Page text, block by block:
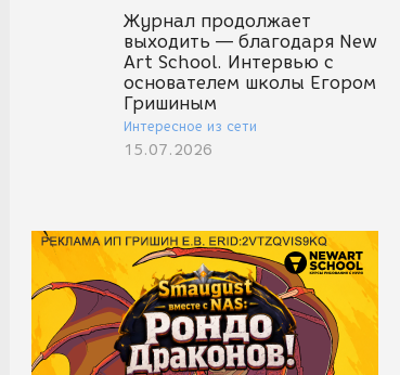
Журнал продолжает
выходить — благодаря New
Art School. Интервью с
основателем школы Егором
Гришиным
Интересное из сети
15.07.2026